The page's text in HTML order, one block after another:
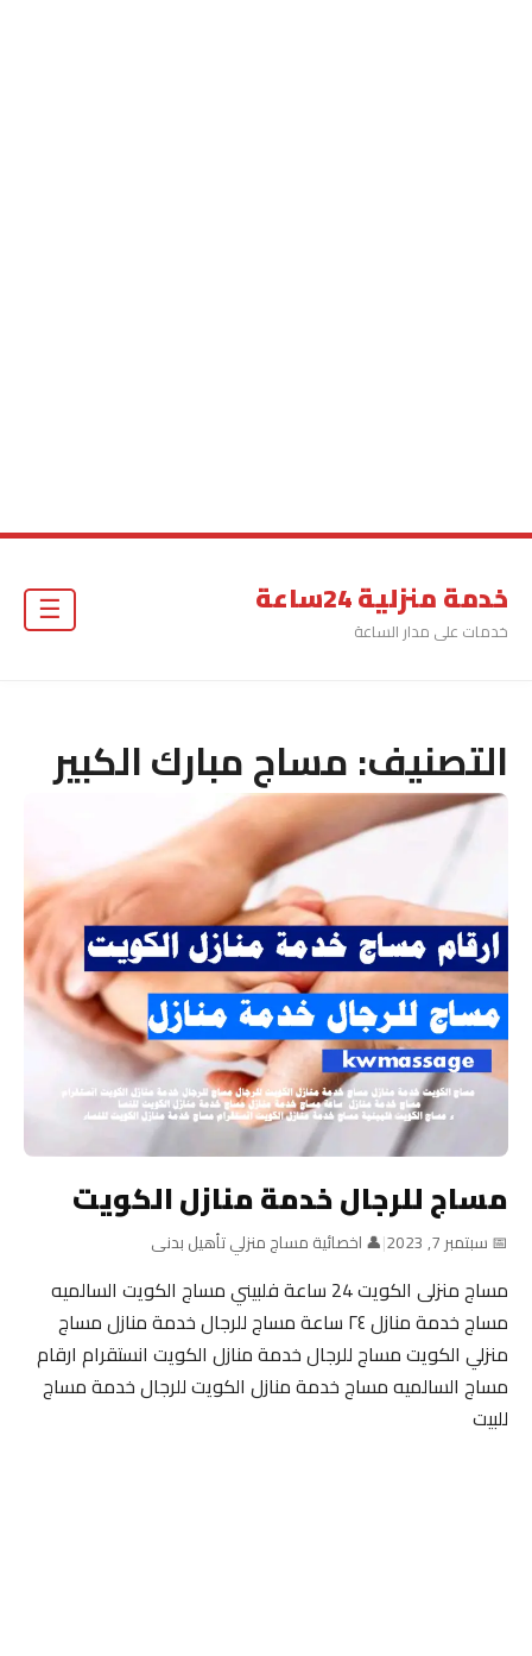
خدمة منزلية 24ساعة
خدمات على مدار الساعة
☰
التصنيف:مساج مبارك الكبير
مساج للرجال خدمة منازل الكويت
📅 سبتمبر 7, 2023 |👤 اخصائية مساج منزلي تأهيل بدنى
مساج منزلى الكويت 24 ساعة فلبيني مساج الكويت السالميه
مساج خدمة منازل ٢٤ ساعة مساج للرجال خدمة منازل مساج
منزلي الكويت مساج للرجال خدمة منازل الكويت انستقرام ارقام
مساج السالميه مساج خدمة منازل الكويت للرجال خدمة مساج
للبيت